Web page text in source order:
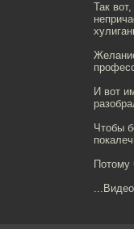
Так
И вот
Чтобы
Потому